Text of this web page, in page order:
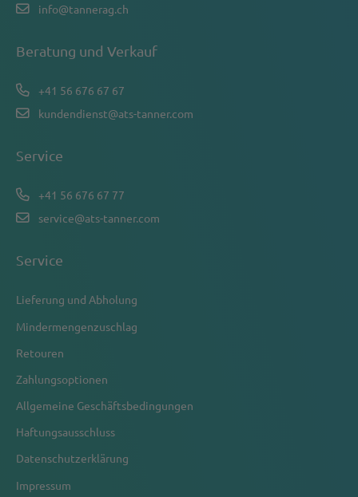
info@tannerag.ch
Beratung und Verkauf
+41 56 676 67 67
kundendienst@ats-tanner.com
Service
+41 56 676 67 77
service@ats-tanner.com
Service
Lieferung und Abholung
Mindermengenzuschlag
Retouren
Zahlungsoptionen
Allgemeine Geschäftsbedingungen
Haftungsausschluss
Datenschutzerklärung
Impressum